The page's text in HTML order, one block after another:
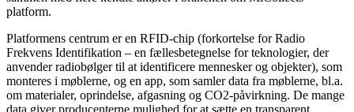
platform.
Platformens centrum er en RFID-chip (forkortelse for Radio
Frekvens Identifikation – en fællesbetegnelse for teknologier, der
anvender radiobølger til at identificere mennesker og objekter), som
monteres i møblerne, og en app, som samler data fra møblerne, bl.a.
om materialer, oprindelse, afgasning og CO2-påvirkning. De mange